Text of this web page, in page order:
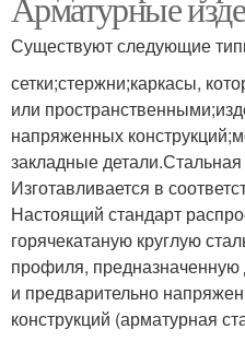
Существуют следующие
сетки;стержни;каркасы,
или
напряженных
закладные
Изготавливается в
Настоящий стандарт
горячекатаную круглую
профиля,
и предварительно
конструкций (арматурная